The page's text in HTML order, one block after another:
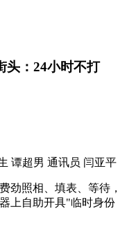
头：24小时不打
谭超男 通讯员 闫亚平
劲照相、填表、等待，
上自助开具"临时身份